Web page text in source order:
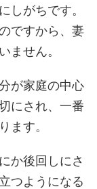
しがちです。
ですから、妻
ません。
が家庭の中心
にされ、一番
ます。
か後回しにさ
つようになる